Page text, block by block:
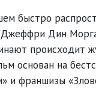
быстро
Дин
происходит
основан на
и франшизы